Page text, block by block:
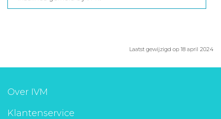
Laatst gewijzigd op 18 april 2024
Over IVM
Klantenservice